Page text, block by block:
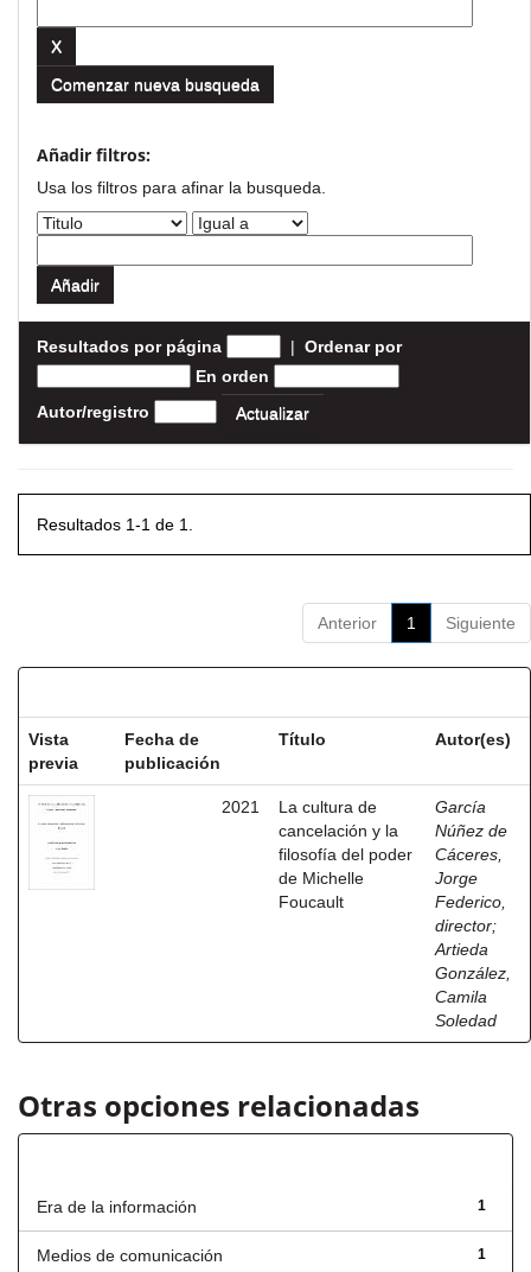
Comenzar nueva busqueda
Añadir filtros:
Usa los filtros para afinar la busqueda.
Resultados por página | Ordenar por
En orden
Autor/registro
Resultados 1-1 de 1.
Anterior 1 Siguiente
Vista
previa
Fecha de
publicación
Título Autor(es)
2021
La cultura de
cancelación y la
filosofía del poder
de Michelle
Foucault
García
Núñez de
Cáceres,
Jorge
Federico,
director;
Artieda
González,
Camila
Soledad
Otras opciones relacionadas
1
Era de la información
1
Medios de comunicación